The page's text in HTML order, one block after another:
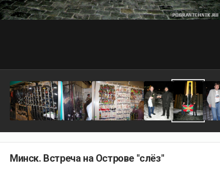
Минск. Встреча на Острове "слёз"